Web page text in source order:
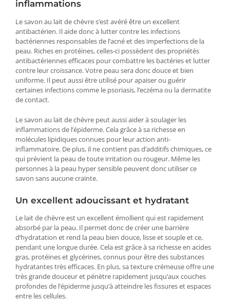
inflammations
Le savon au lait de chèvre s’est avéré être un excellent
antibactérien. Il aide donc à lutter contre les infections
bactériennes responsables de l’acné et des imperfections de la
peau. Riches en protéines, celles-ci possèdent des propriétés
antibactériennes efficaces pour combattre les bactéries et lutter
contre leur croissance. Votre peau sera donc douce et bien
uniforme. Il peut aussi être utilisé pour apaiser ou guérir
certaines infections comme le psoriasis, l’eczéma ou la dermatite
de contact.
Le savon au lait de chèvre peut aussi aider à soulager les
inflammations de l’épiderme. Cela grâce à sa richesse en
molécules lipidiques connues pour leur action anti-
inflammatoire. De plus, il ne contient pas d’additifs chimiques, ce
qui prévient la peau de toute irritation ou rougeur. Même les
personnes à la peau hyper sensible peuvent donc utiliser ce
savon sans aucune crainte.
Un excellent adoucissant et hydratant
Le lait de chèvre est un excellent émollient qui est rapidement
absorbé par la peau. Il permet donc de créer une barrière
d’hydratation et rend la peau bien douce, lisse et souple et ce,
pendant une longue durée. Cela est grâce à sa richesse en acides
gras, protéines et glycérines, connus pour être des substances
hydratantes très efficaces. En plus, sa texture crémeuse offre une
très grande douceur et pénètre rapidement jusqu’aux couches
profondes de l’épiderme jusqu’à atteindre les fissures et espaces
entre les cellules.